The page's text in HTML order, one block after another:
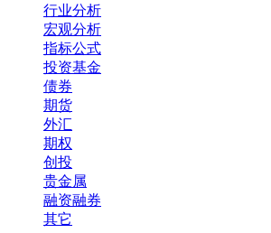
行业分析
宏观分析
指标公式
投资基金
债券
期货
外汇
期权
创投
贵金属
融资融券
其它